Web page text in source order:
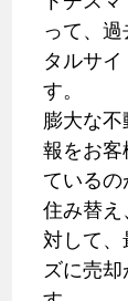
って、
タルサ
す。
膨大な
報をお客
ているの
住み替
対して
ズに売